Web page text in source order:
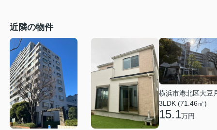
近隣の物件
横浜市港北区大豆
3LDK (71.46㎡)
15.1万円